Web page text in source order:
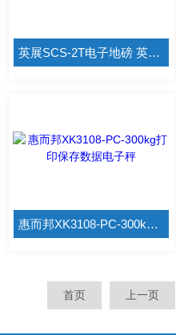
英展SCS-2T电子地磅 英展XK3150W-1T/100g台面可定制地磅
惠而邦XK3108-PC-300kg打印保存数据电子秤
首页 上一页